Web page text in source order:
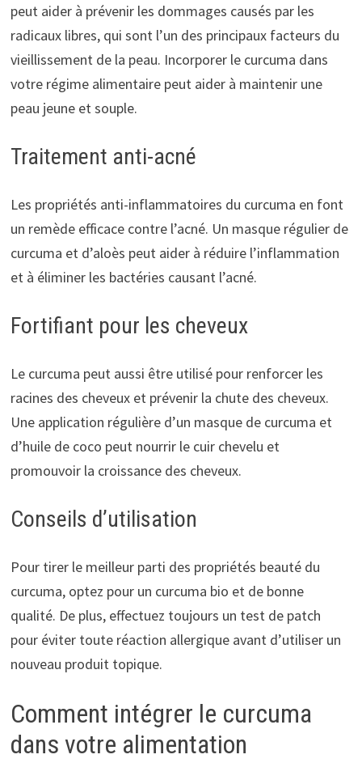
peut aider à prévenir les dommages causés par les
radicaux libres, qui sont l’un des principaux facteurs du
vieillissement de la peau. Incorporer le curcuma dans
votre régime alimentaire peut aider à maintenir une
peau jeune et souple.
Traitement anti-acné
Les propriétés anti-inflammatoires du curcuma en font
un remède efficace contre l’acné. Un masque régulier de
curcuma et d’aloès peut aider à réduire l’inflammation
et à éliminer les bactéries causant l’acné.
Fortifiant pour les cheveux
Le curcuma peut aussi être utilisé pour renforcer les
racines des cheveux et prévenir la chute des cheveux.
Une application régulière d’un masque de curcuma et
d’huile de coco peut nourrir le cuir chevelu et
promouvoir la croissance des cheveux.
Conseils d’utilisation
Pour tirer le meilleur parti des propriétés beauté du
curcuma, optez pour un curcuma bio et de bonne
qualité. De plus, effectuez toujours un test de patch
pour éviter toute réaction allergique avant d’utiliser un
nouveau produit topique.
Comment intégrer le curcuma
dans votre alimentation